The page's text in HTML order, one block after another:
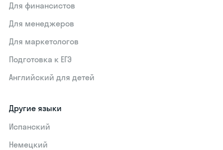
Для финансистов
Для менеджеров
Для маркетологов
Подготовка к ЕГЭ
Английский для детей
Другие языки
Испанский
Немецкий